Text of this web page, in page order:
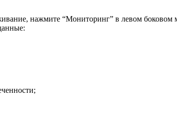
нажмите “Мониторинг” в левом